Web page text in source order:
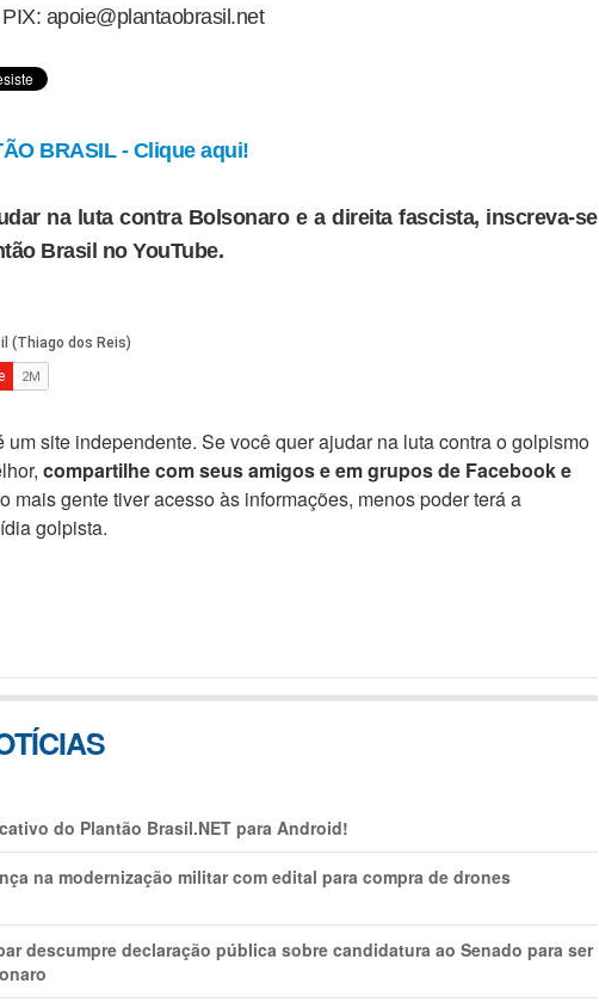
apoie@plantaobrasil.net
BRASIL - Clique aqui!
na luta contra Bolsonaro e a direita fascista, inscreva-se
Brasil no YouTube.
um site independente. Se você quer ajudar na luta contra o golpismo
compartilhe com seus amigos e em grupos de Facebook e
mais gente tiver acesso às informações, menos poder terá a
golpista.
do Plantão Brasil.NET para Android!
na modernização militar com edital para compra de drones
descumpre declaração pública sobre candidatura ao Senado para ser